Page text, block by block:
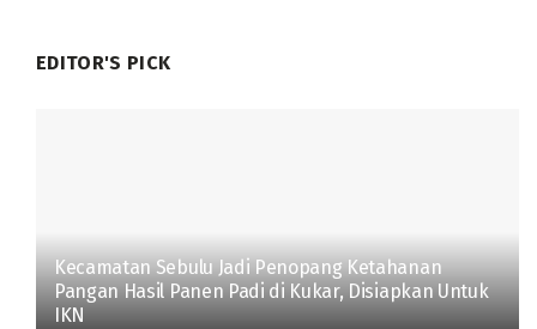
EDITOR'S PICK
Kecamatan Sebulu Jadi Penopang Ketahanan
Pangan Hasil Panen Padi di Kukar, Disiapkan Untuk
IKN